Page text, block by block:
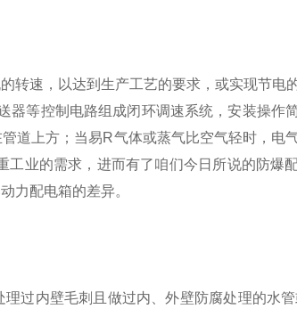
转速，以达到生产工艺的要求，或实现节电
器等控制电路组成闭环调速系统，安装操作
道上方；当易R气体或蒸气比空气轻时，电
业的需求，进而有了咱们今日所说的防爆
力配电箱的差异。
过内壁毛刺且做过内、外壁防腐处理的水